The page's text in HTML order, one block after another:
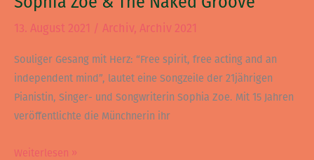
13. August 2021 / Archiv, Archiv 2021
Souliger Gesang mit Herz: “Free spirit, free acting and an
independent mind”, lautet eine Songzeile der 21jährigen
Pianistin, Singer- und Songwriterin Sophia Zoe. Mit 15 Jahren
veröffentlichte die Münchnerin ihr
Naked
Weiterlesen »